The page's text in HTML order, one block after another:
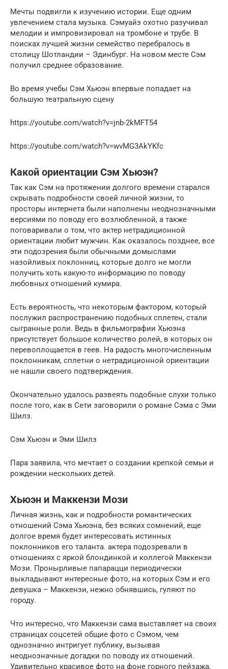
Мечты подвигли к изучению истории. Еще одним
увлечением стала музыка. Сэмуайз охотно разучивал
мелодии и импровизировал на тромбоне и трубе. В
поисках лучшей жизни семейство перебралось в
столицу Шотландии – Эдинбург. На новом месте Сэм
получил среднее образование.
Во время учебы Сэм Хьюэн впервые попадает на
большую театральную сцену
https://youtube.com/watch?v=jnb-2kMFT54
https://youtube.com/watch?v=wvMG3AkYKfc
Какой ориентации Сэм Хьюэн?
Так как Сэм на протяжении долгого времени старался
скрывать подробности своей личной жизни, то
просторы интернета были наполнены неоднозначными
версиями по поводу его возлюбленной, а также
поговаривали о том, что актер нетрадиционной
ориентации любит мужчин. Как оказалось позднее, все
эти подозрения были обычными домыслами
назойливых поклонниц, которые долго не могли
получить хоть какую-то информацию по поводу
любовных отношений кумира.
Есть вероятность, что некоторым фактором, который
послужил распространению подобных сплетен, стали
сыгранные роли. Ведь в фильмографии Хьюэна
присутствует большое количество ролей, в которых он
перевоплощается в геев. На радость многочисленным
поклонникам, сплетни о нетрадиционной ориентации
не нашли своего подтверждения.
Окончательно удалось развеять подобные слухи только
после того, как в Сети заговорили о романе Сэма с Эми
Шилз.
Сэм Хьюэн и Эми Шилз
Пара заявила, что мечтает о создании крепкой семьи и
рождении нескольких детей.
Хьюэн и Маккензи Мози
Личная жизнь, как и подробности романтических
отношений Сэма Хьюэна, без всяких сомнений, еще
долгое время будет интересовать истинных
поклонников его таланта. актера подозревали в
отношениях с яркой блондинкой и коллегой Маккензи
Мози. Пронырливые папарацци периодически
выкладывают интересные фото, на которых Сэм и его
девушка – Маккензи, нежно обнявшись, гуляют по
городу.
Что интересно, что Маккензи сама выставляет на своих
страницах соцсетей общие фото с Сэмом, чем
однозначно интригует публику, вызывая
неоднозначные догадки по поводу их отношений.
Удивительно красивое фото на фоне горного пейзажа,